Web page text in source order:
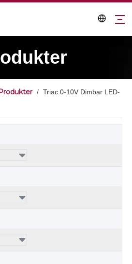
/ Triac 0-10V Dimbar LED-